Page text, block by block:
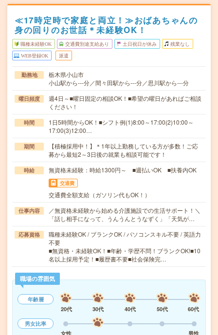
≪17時定時で家庭と両立！≫おばあちゃんの
身の回りのお世話＊未経験OK！
職種未経験OK 交通費別途支給あり 土日祝日が休み 残業なし
WEB登録OK 派遣
勤務地
栃木県小山市
小山駅から---分／間々田駅から---分／思川駅から---分
曜日頻度
週4日～■曜日固定の相談OK！■希望の曜日があればご相談
ください！
時間
1日5時間からOK！■シフト例(1)8:00～17:00(2)10:00～
17:00(3)12:00…
期間
【積極採用中！】＊1年以上勤務している方が多数！ご応
募から最短2～3日後の就業も相談可能です！
時給 無資格未経験：時給1300円～ ■週払いOK ■扶養内OK
交通費
交通費全額支給（ガソリン代もOK！）
仕事内容
／無資格未経験から始める介護施設での生活サポート！＼
「話し相手になって、うんうんとうなずく」「天気が…
応募資格
職種未経験OK / ブランクOK / パソコンスキル不要 / 英語力
不要
■無資格・未経験OK！■年齢・学歴不問！ブランクOK!■10
名以上採用予定！■履歴書不要■社会保険完…
職場の雰囲気
年齢層
20代
30代 40代 50代
60代
男女比率
女性
男性